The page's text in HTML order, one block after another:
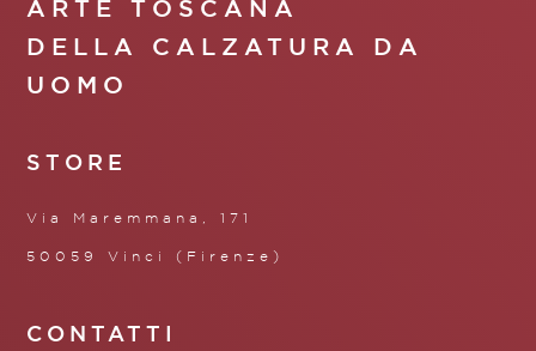
ARTE TOSCANA
DELLA CALZATURA DA
UOMO
STORE
Via Maremmana, 171
50059 Vinci (Firenze)
CONTATTI